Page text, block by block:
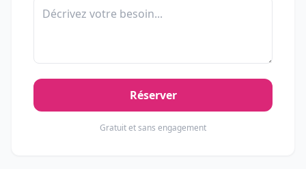
Réserver
Gratuit et sans engagement